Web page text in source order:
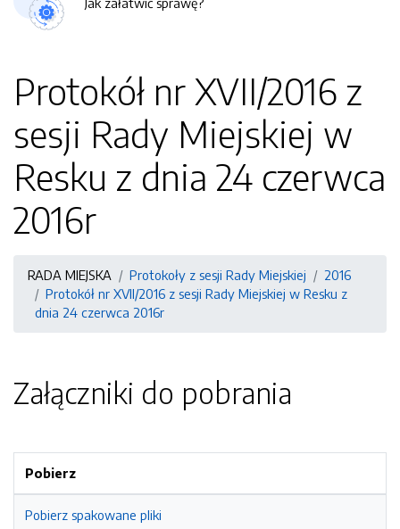
Protokół nr XVII/2016 z
sesji Rady Miejskiej w
Resku z dnia 24 czerwca
2016r
RADA MIEJSKA Protokoły z sesji Rady Miejskiej
2016
Protokół nr XVII/2016 z sesji Rady Miejskiej w Resku z
dnia 24 czerwca 2016r
Załączniki do pobrania
Pobierz
Pobierz spakowane pliki